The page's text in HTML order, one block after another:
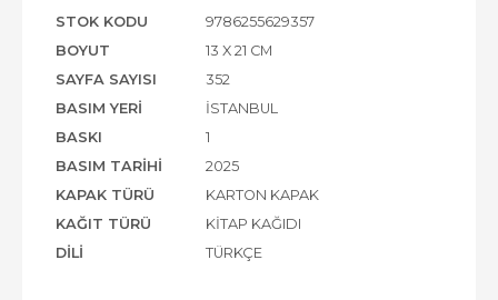
STOK KODU
9786255629357
BOYUT
13 X 21 CM
SAYFA SAYISI
352
BASIM YERI
İSTANBUL
BASKI
1
BASIM TARIHI
2025
KAPAK TÜRÜ
KARTON KAPAK
KAĞIT TÜRÜ
KITAP KAĞIDI
DILI
TÜRKÇE